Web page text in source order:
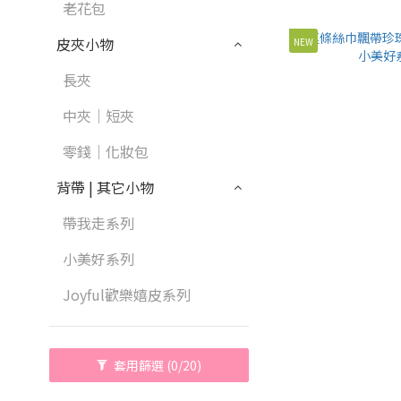
老花包
皮夾小物
長夾
中夾｜短夾
零錢｜化妝包
背帶 | 其它小物
帶我走系列
小美好系列
Joyful歡樂嬉皮系列
套用篩選 (0/20)
NEW